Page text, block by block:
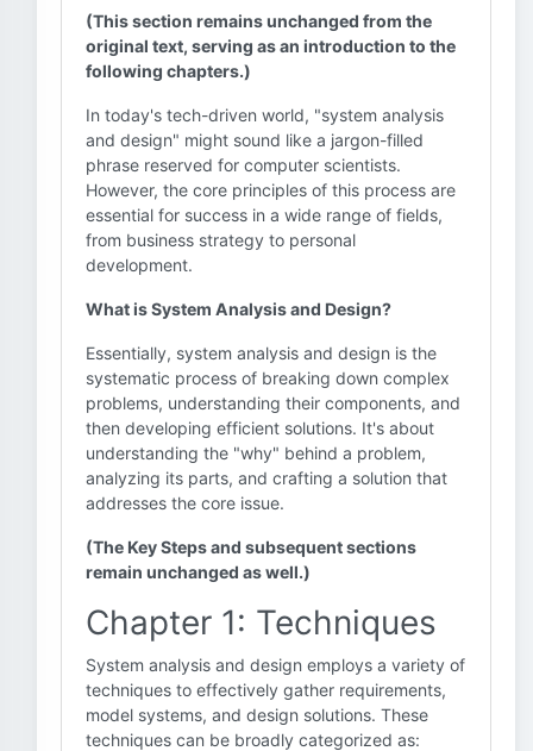
(This section remains unchanged from the
original text, serving as an introduction to the
following chapters.)
In today's tech-driven world, "system analysis
and design" might sound like a jargon-filled
phrase reserved for computer scientists.
However, the core principles of this process are
essential for success in a wide range of fields,
from business strategy to personal
development.
What is System Analysis and Design?
Essentially, system analysis and design is the
systematic process of breaking down complex
problems, understanding their components, and
then developing efficient solutions. It's about
understanding the "why" behind a problem,
analyzing its parts, and crafting a solution that
addresses the core issue.
(The Key Steps and subsequent sections
remain unchanged as well.)
Chapter 1: Techniques
System analysis and design employs a variety of
techniques to effectively gather requirements,
model systems, and design solutions. These
techniques can be broadly categorized as: